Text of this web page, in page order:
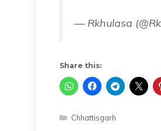
— Rkhulasa
Share this:
Categories
Chhattisgarh